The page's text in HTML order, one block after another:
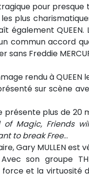
pour presque
les plus
également
commun accord
Freddie
rendu à
sur scène
plus de 20
Magic, Friends
to break Free…
Gary MULLEN est
son groupe
et la virtuosité